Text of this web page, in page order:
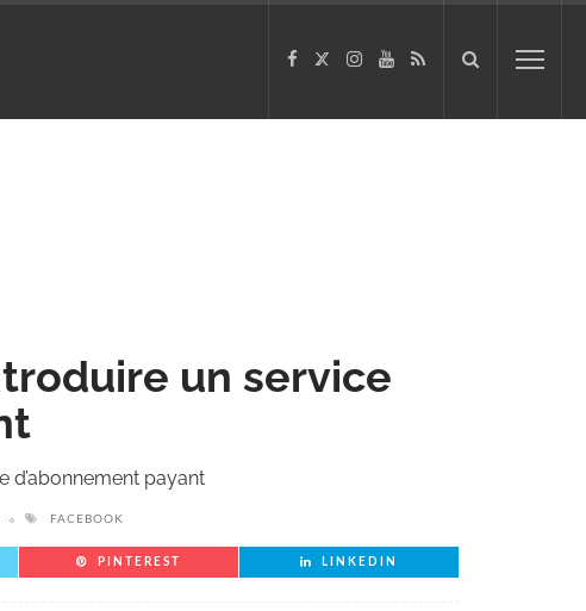
un service
d’abonnement payant
FACEBOOK
PINTEREST LINKEDIN